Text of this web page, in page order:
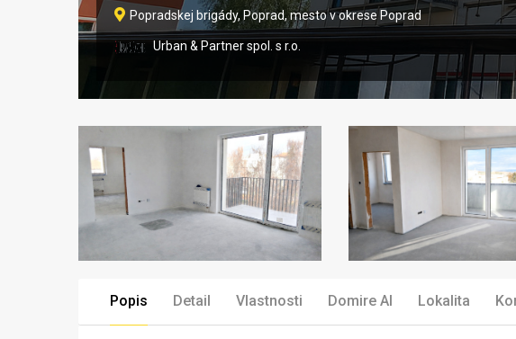
Popradskej brigády, Poprad, mesto v okrese Poprad
Urban & Partner spol. s r.o.
Popis Detail Vlastnosti Domire AI Lokalita